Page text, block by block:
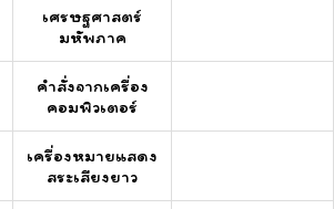
เศรษฐศาสตร์
มหัพภาค
คำสั่งจากเครื่อง
คอมพิวเตอร์
เครื่องหมายแสดง
สระเสียงยาว